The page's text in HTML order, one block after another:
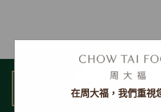
選單
在周大福，我們重視